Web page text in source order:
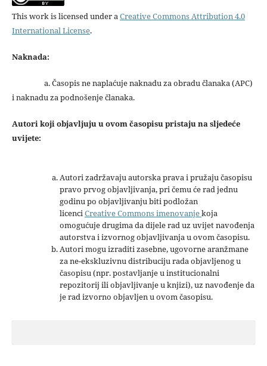
This work is licensed under aCreative Commons Attribution 4.0
International License.
Naknada:
a. Časopis ne naplaćuje naknadu za obradu članaka (APC)
i naknadu za podnošenje članaka.
Autori koji objavljuju u ovom časopisu pristaju na sljedeće
uvijete:
Autori zadržavaju autorska prava i pružaju časopisu
pravo prvog objavljivanja, pri čemu će rad jednu
godinu po objavljivanju biti podložan
licenciCreative Commons imenovanjekoja
omogućuje drugima da dijele rad uz uvijet navođenja
autorstva i izvornog objavljivanja u ovom časopisu.
Autori mogu izraditi zasebne, ugovorne aranžmane
za ne-ekskluzivnu distribuciju rada objavljenog u
časopisu (npr. postavljanje u institucionalni
repozitorij ili objavljivanje u knjizi), uz navođenje da
je rad izvorno objavljen u ovom časopisu.